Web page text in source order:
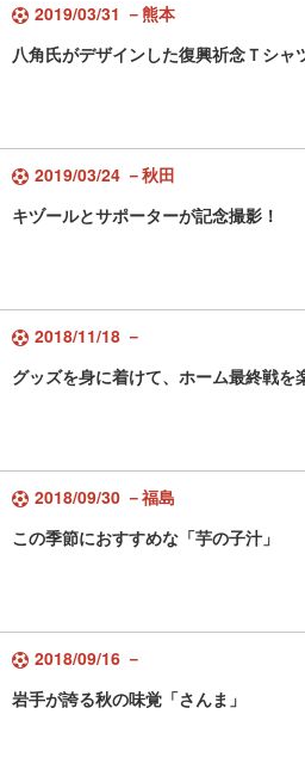
2019/03/31 －熊本
八角氏がデザインした復興祈念Ｔシャ
2019/03/24 －秋田
キヅールとサポーターが記念撮影！
2018/11/18 －
グッズを身に着けて、ホーム最終戦を
2018/09/30 －福島
この季節におすすめな「芋の子汁」
2018/09/16 －
岩手が誇る秋の味覚「さんま」